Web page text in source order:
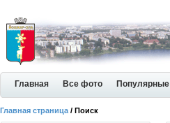
Главная Все фото Популярные
Главная страница / Поиск